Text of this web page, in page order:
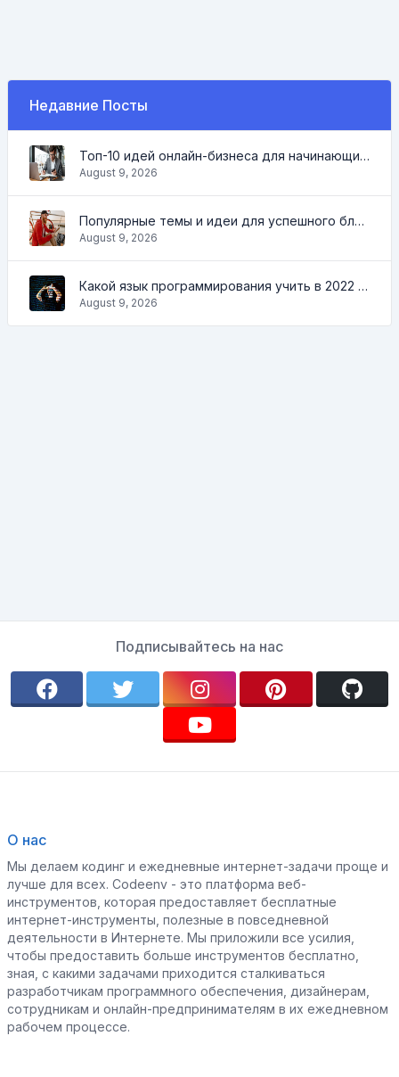
Недавние Посты
Топ-10 идей онлайн-бизнеса для начинающих 2022 и инструменты, которые помогут вам легко работать
August 9, 2026
Популярные темы и идеи для успешного блога в 2022 году, а также инструменты, которые будут полезны блогеру
August 9, 2026
Какой язык программирования учить в 2022 и какие инструменты помогут кодеру в повседневных задачах
August 9, 2026
Подписывайтесь на нас
О нас
Мы делаем кодинг и ежедневные интернет-задачи проще и
лучше для всех. Codeenv - это платформа веб-
инструментов, которая предоставляет бесплатные
интернет-инструменты, полезные в повседневной
деятельности в Интернете. Мы приложили все усилия,
чтобы предоставить больше инструментов бесплатно,
зная, с какими задачами приходится сталкиваться
разработчикам программного обеспечения, дизайнерам,
сотрудникам и онлайн-предпринимателям в их ежедневном
рабочем процессе.